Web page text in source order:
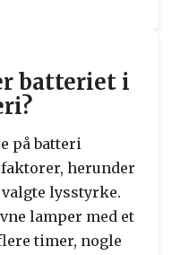
batteriet i
på batteri
herunder
lysstyrke.
lamper med et
timer, nogle